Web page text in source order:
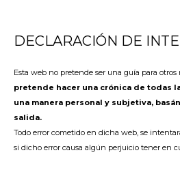
DECLARACIÓN DE
Esta web no pretende ser una guía para
pretende hacer una crónica de todas
una manera personal y subjetiva,
salida.
Todo error cometido en dicha web, se
si dicho error causa algún perjuicio tener en